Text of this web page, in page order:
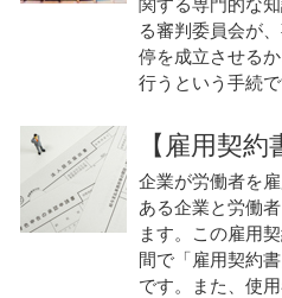
る審判委員会が
停を成立させる
行うという手続
【雇用契
企業が労働者を
ある企業と労働
ます。この雇用
間で「雇用契約
です。また、使